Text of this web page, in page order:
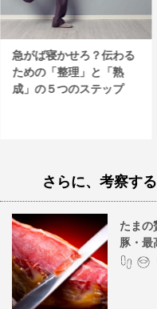
急がば寝かせろ？伝わる
ための「整理」と「熟
成」の５つのステップ
さらに、考察す
たまの
豚・最